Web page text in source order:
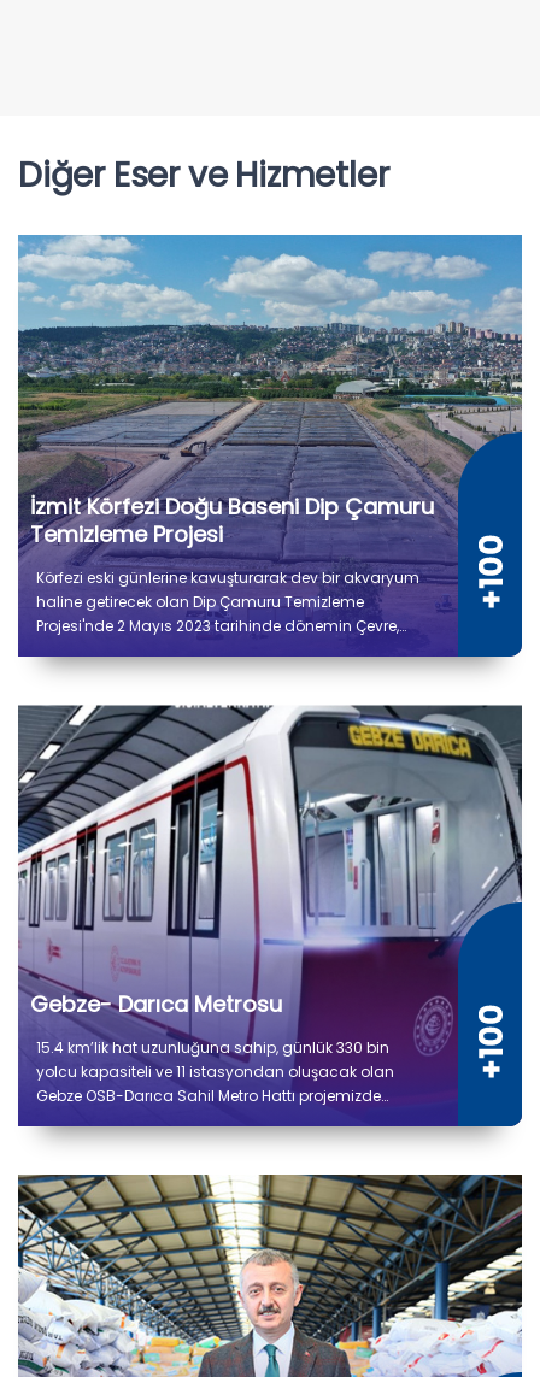
Diğer Eser ve Hizmetler
İzmit Körfezi Doğu Baseni Dip Çamuru
Temizleme Projesi
Körfezi eski günlerine kavuşturarak dev bir akvaryum
haline getirecek olan Dip Çamuru Temizleme
Projesi'nde 2 Mayıs 2023 tarihinde dönemin Çevre,
katılımıyla ilk çamur çekimi gerçekleştirildi.
Gebze- Darıca Metrosu
15.4 km’lik hat uzunluğuna sahip, günlük 330 bin
yolcu kapasiteli ve 11 istasyondan oluşacak olan
Gebze OSB-Darıca Sahil Metro Hattı projemizde
hızıyla devam etmektedir.